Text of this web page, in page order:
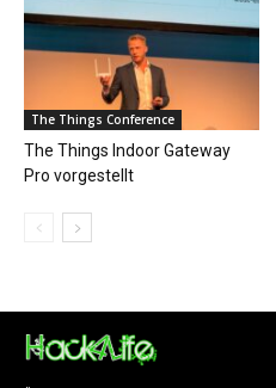
The Things Conference
The Things Indoor Gateway
Pro vorgestellt